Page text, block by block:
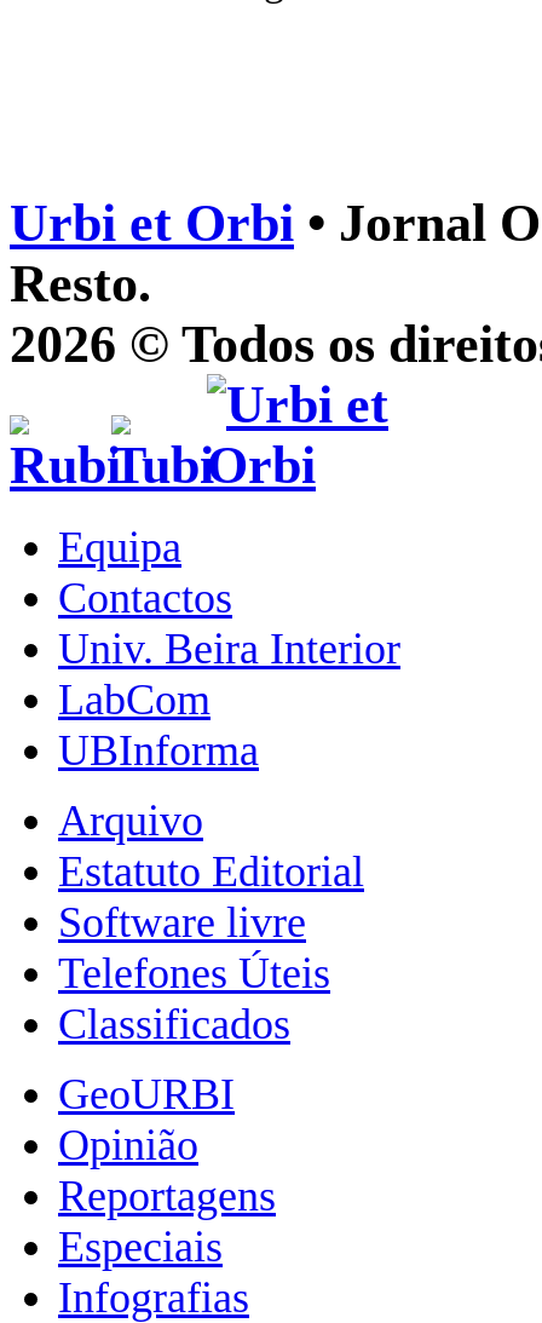
Urbi et Orbi • Jornal
Resto.
2026 © Todos os
Equipa
Contactos
Univ. Beira Interior
LabCom
UBInforma
Arquivo
Estatuto Editorial
Software livre
Telefones Úteis
Classificados
GeoURBI
Opinião
Reportagens
Especiais
Infografias